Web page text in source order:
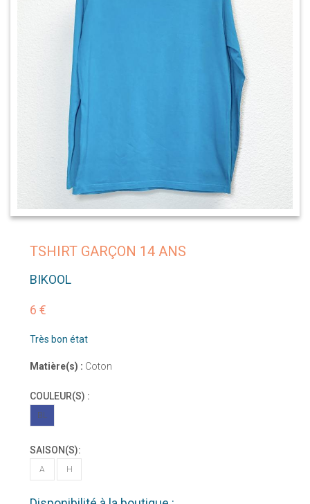
TSHIRT GARÇON 14 ANS
BIKOOL
6 €
Très bon état
Matière(s) : Coton
COULEUR(S) :
BL
SAISON(S):
A H